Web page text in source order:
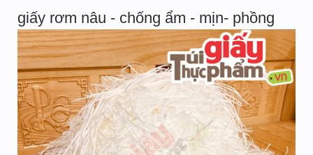
giấy rơm nâu - chống ẩm - mịn- phồng